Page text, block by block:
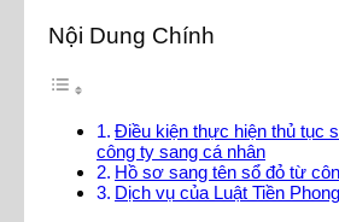
Nội Dung Chính
Điều kiện thực hiện thủ tục
công ty sang cá nhân
Hồ sơ sang tên sổ đỏ từ
Dịch vụ của Luật Tiền Phong